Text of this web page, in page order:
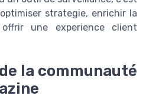
strategie, enrichir la
une experience client
la communauté